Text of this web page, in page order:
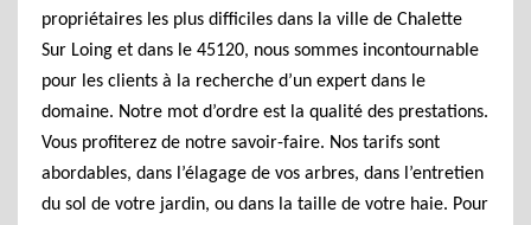
propriétaires les plus difficiles dans la ville de Chalette
Sur Loing et dans le 45120, nous sommes incontournable
pour les clients à la recherche d’un expert dans le
domaine. Notre mot d’ordre est la qualité des prestations.
Vous profiterez de notre savoir-faire. Nos tarifs sont
abordables, dans l’élagage de vos arbres, dans l’entretien
du sol de votre jardin, ou dans la taille de votre haie. Pour